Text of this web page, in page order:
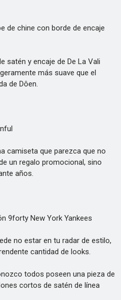
chine con borde de encaje
y encaje de De La Vali
más suave que el
de Dôen.
que parezca que no
un regalo promocional, sino
años.
9forty New York Yankees
no estar en tu radar de estilo,
cantidad de looks.
todos poseen una pieza de
cortos de satén de línea